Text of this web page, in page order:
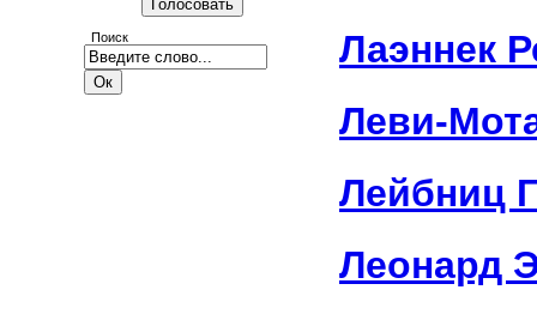
Поиск
Лаэннек
Леви-
Лейбниц
Леонард